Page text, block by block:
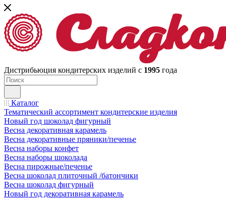
Дистрибьюция кондитерских изделий с 1995 года
Каталог
Тематический ассортимент кондитерские изделия
Новый год шоколад фигурный
Весна декоративная карамель
Весна декоративные пряники/печенье
Весна наборы конфет
Весна наборы шоколада
Весна пирожные/печенье
Весна шоколад плиточный /батончики
Весна шоколад фигурный
Новый год декоративная карамель